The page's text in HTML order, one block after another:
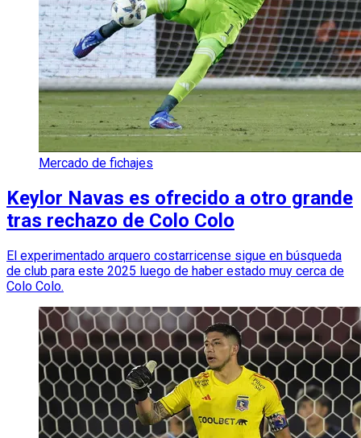
Mercado de fichajes
Keylor Navas es ofrecido a otro grande
tras rechazo de Colo Colo
El experimentado arquero costarricense sigue en búsqueda
de club para este 2025 luego de haber estado muy cerca de
Colo Colo.